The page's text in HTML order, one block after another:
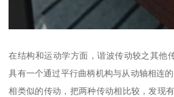
在结构和运动学方面，谐波传动较之其他
具有一个通过平行曲柄机构与从动轴相连
相类似的传动，把两种传动相比较，发现